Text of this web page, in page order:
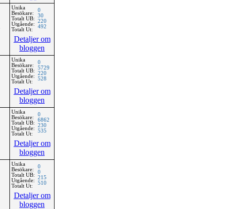
Unika
Besökare:
Totalt UB:
Utgående:
Totalt Ut:
0
30
220
492
Detaljer om
bloggen
Unika
Besökare:
Totalt UB:
Utgående:
Totalt Ut:
0
5729
220
528
Detaljer om
bloggen
Unika
Besökare:
Totalt UB:
Utgående:
Totalt Ut:
0
6862
230
535
Detaljer om
bloggen
Unika
Besökare:
Totalt UB:
Utgående:
Totalt Ut:
0
0
215
510
Detaljer om
bloggen